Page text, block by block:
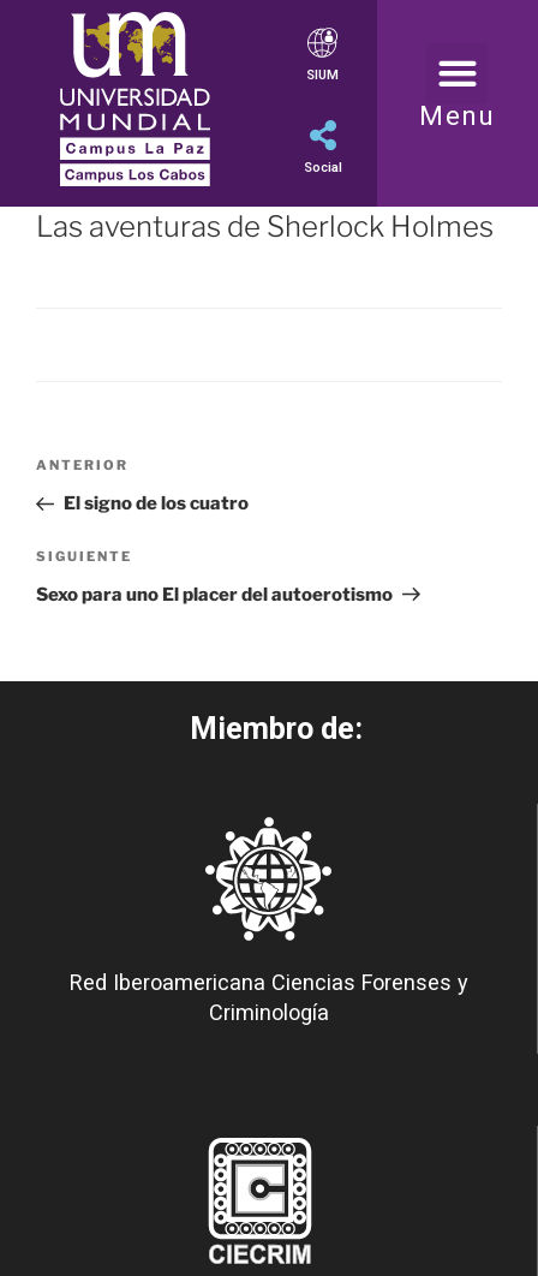
SIUM
Social
Menu
Las aventuras de Sherlock Holmes
ANTERIOR
El signo de los cuatro
SIGUIENTE
Sexo para uno El placer del autoerotismo
Miembro de:
Red Iberoamericana Ciencias Forenses y
Criminología